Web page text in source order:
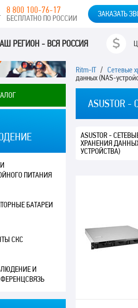
8 800 100-76-17
БЕСПЛАТНО ПО РОССИИ ЗАКАЗАТЬ
НАШ РЕГИОН - ВСЯ РОССИЯ
ПИТАНИЯ
БАТАРЕИ
СКС
И
Ritm-IT/ Сетевые
данных (NAS-
ASUSTOR
ASUSTOR -
ХРАНЕНИЯ
УСТРОЙСТВА)